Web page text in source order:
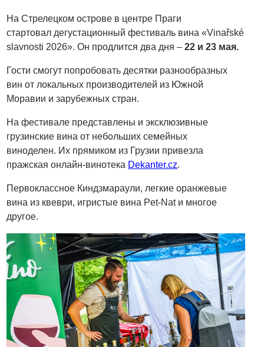
На Стрелецком острове в центре Праги
стартовал дегустационный фестиваль вина «Vinařské
slavnosti 2026». Он продлится два дня –22 и 23 мая.
Гости смогут попробовать десятки разнообразных
вин от локальных производителей из Южной
Моравии и зарубежных стран.
На фестивале представлены и эксклюзивные
грузинские вина от небольших семейных
виноделен. Их прямиком из Грузии привезла
пражская онлайн-винотека Dekanter.cz.
Первоклассное Киндзмараули, легкие оранжевые
вина из квеври, игристые вина Pet-Nat и многое
другое.